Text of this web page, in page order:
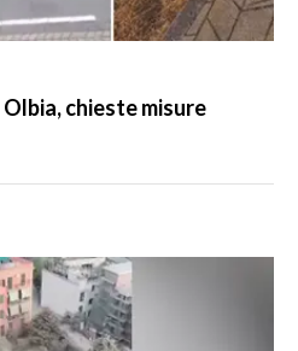
chieste misure